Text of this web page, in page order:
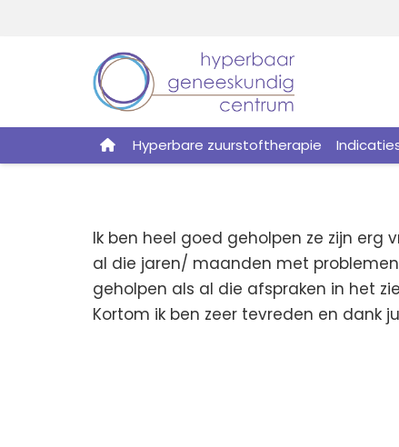
Hyperbare zuurstoftherapie
Ik ben heel goed geholpen ze zijn erg
al die jaren/ maanden met
geholpen als al die afspraken in het
Kortom ik ben zeer tevreden en dank